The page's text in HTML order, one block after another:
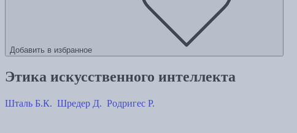
Добавить в избранное
Этика искусственного интеллекта
Шталь Б.К. Шредер Д. Родригес Р.